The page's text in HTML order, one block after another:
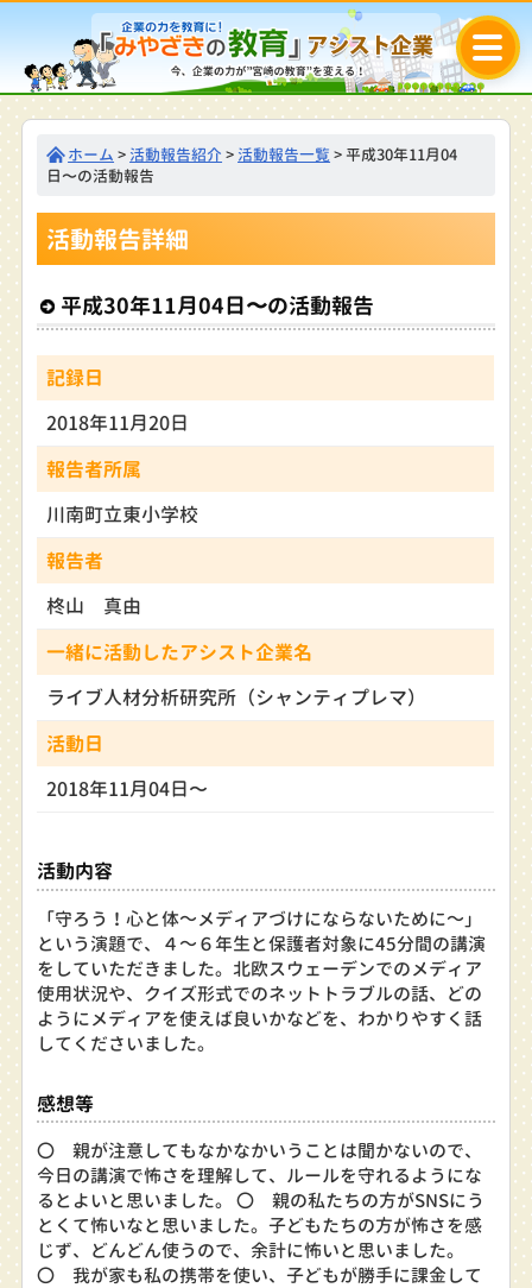
ホーム > 活動報告紹介 > 活動報告一覧> 平成30年11月04
日〜の活動報告
活動報告詳細
平成30年11月04日〜の活動報告
記録日
2018年11月20日
報告者所属
川南町立東小学校
報告者
柊山 真由
一緒に活動したアシスト企業名
ライブ人材分析研究所（シャンティプレマ）
活動日
2018年11月04日〜
活動内容
「守ろう！心と体～メディアづけにならないために～」
という演題で、４～６年生と保護者対象に45分間の講演
をしていただきました。北欧スウェーデンでのメディア
使用状況や、クイズ形式でのネットトラブルの話、どの
ようにメディアを使えば良いかなどを、わかりやすく話
してくださいました。
感想等
〇 親が注意してもなかなかいうことは聞かないので、
今日の講演で怖さを理解して、ルールを守れるようにな
るとよいと思いました。 〇 親の私たちの方がSNSにう
とくて怖いなと思いました。子どもたちの方が怖さを感
じず、どんどん使うので、余計に怖いと思いました。
〇 我が家も私の携帯を使い、子どもが勝手に課金して